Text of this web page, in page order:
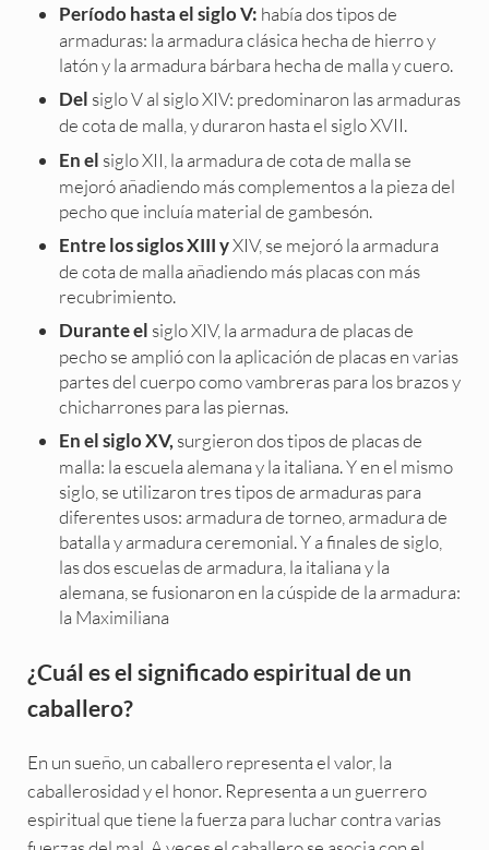
Período hasta el siglo V: había dos tipos de
armaduras: la armadura clásica hecha de hierro y
latón y la armadura bárbara hecha de malla y cuero.
Del siglo V al siglo XIV: predominaron las armaduras
de cota de malla, y duraron hasta el siglo XVII.
En el siglo XII, la armadura de cota de malla se
mejoró añadiendo más complementos a la pieza del
pecho que incluía material de gambesón.
Entre los siglos XIII yXIV, se mejoró la armadura
de cota de malla añadiendo más placas con más
recubrimiento.
Durante el siglo XIV, la armadura de placas de
pecho se amplió con la aplicación de placas en varias
partes del cuerpo como vambreras para los brazos y
chicharrones para las piernas.
En el siglo XV, surgieron dos tipos de placas de
malla: la escuela alemana y la italiana. Y en el mismo
siglo, se utilizaron tres tipos de armaduras para
diferentes usos: armadura de torneo, armadura de
batalla y armadura ceremonial. Y a finales de siglo,
las dos escuelas de armadura, la italiana y la
alemana, se fusionaron en la cúspide de la armadura:
la Maximiliana
¿Cuál es el significado espiritual de un
caballero?
En un sueño, un caballero representa el valor, la
caballerosidad y el honor. Representa a un guerrero
espiritual que tiene la fuerza para luchar contra varias